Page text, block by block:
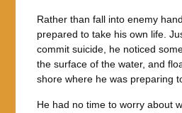
Rather than fall into enemy
prepared to take his own life.
commit suicide, he noticed
the surface of the water, and
shore where he was preparing
He had no time to worry about